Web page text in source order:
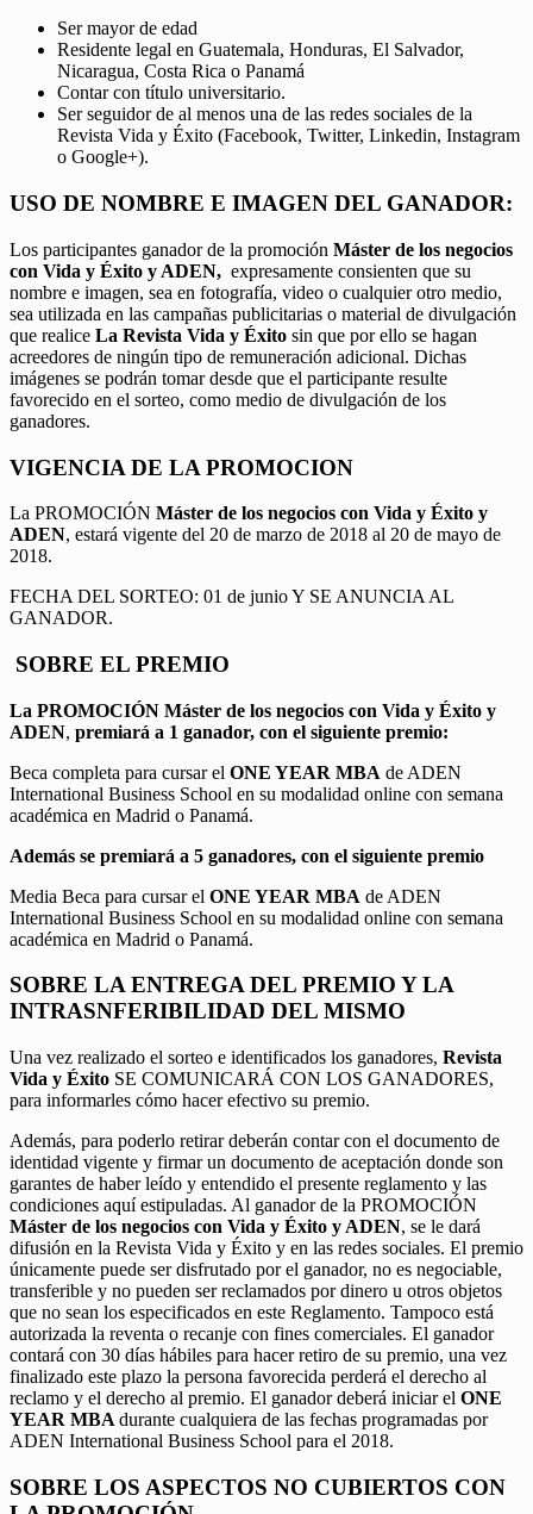
Ser mayor de edad
Residente legal en Guatemala, Honduras, El Salvador,
Nicaragua, Costa Rica o Panamá
Contar con título universitario.
Ser seguidor de al menos una de las redes sociales de la
Revista Vida y Éxito (Facebook, Twitter, Linkedin, Instagram
o Google+).
USO DE NOMBRE E IMAGEN DEL GANADOR:
Los participantes ganador de la promoción Máster de los negocios
con Vida y Éxito y ADEN, expresamente consienten que su
nombre e imagen, sea en fotografía, video o cualquier otro medio,
sea utilizada en las campañas publicitarias o material de divulgación
que realice La Revista Vida y Éxito sin que por ello se hagan
acreedores de ningún tipo de remuneración adicional. Dichas
imágenes se podrán tomar desde que el participante resulte
favorecido en el sorteo, como medio de divulgación de los
ganadores.
VIGENCIA DE LA PROMOCION
La PROMOCIÓN Máster de los negocios con Vida y Éxito y
ADEN, estará vigente del 20 de marzo de 2018 al 20 de mayo de
2018.
FECHA DEL SORTEO: 01 de junio Y SE ANUNCIA AL
GANADOR.
SOBRE EL PREMIO
La PROMOCIÓN Máster de los negocios con Vida y Éxito y
ADEN, premiará a 1 ganador, con el siguiente premio:
Beca completa para cursar el ONE YEAR MBA de ADEN
International Business School en su modalidad online con semana
académica en Madrid o Panamá.
Además se premiará a 5 ganadores, con el siguiente premio
Media Beca para cursar el ONE YEAR MBA de ADEN
International Business School en su modalidad online con semana
académica en Madrid o Panamá.
SOBRE LA ENTREGA DEL PREMIO Y LA
INTRASNFERIBILIDAD DEL MISMO
Una vez realizado el sorteo e identificados los ganadores, Revista
Vida y Éxito SE COMUNICARÁ CON LOS GANADORES,
para informarles cómo hacer efectivo su premio.
Además, para poderlo retirar deberán contar con el documento de
identidad vigente y firmar un documento de aceptación donde son
garantes de haber leído y entendido el presente reglamento y las
condiciones aquí estipuladas. Al ganador de la PROMOCIÓN
Máster de los negocios con Vida y Éxito y ADEN, se le dará
difusión en la Revista Vida y Éxito y en las redes sociales. El premio
únicamente puede ser disfrutado por el ganador, no es negociable,
transferible y no pueden ser reclamados por dinero u otros objetos
que no sean los especificados en este Reglamento. Tampoco está
autorizada la reventa o recanje con fines comerciales. El ganador
contará con 30 días hábiles para hacer retiro de su premio, una vez
finalizado este plazo la persona favorecida perderá el derecho al
reclamo y el derecho al premio. El ganador deberá iniciar el ONE
YEAR MBA durante cualquiera de las fechas programadas por
ADEN International Business School para el 2018.
SOBRE LOS ASPECTOS NO CUBIERTOS CON